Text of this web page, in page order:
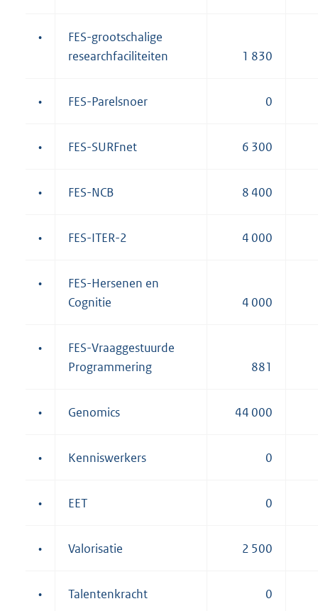
•
FES-grootschalige
researchfaciliteiten
1 830
• FES-Parelsnoer 0
• FES-SURFnet 6 300
• FES-NCB 8 400
• FES-ITER-2 4 000
•
FES-Hersenen en
Cognitie
4 000
•
FES-Vraaggestuurde
Programmering
881
• Genomics 44 000
• Kenniswerkers 0
• EET 0
• Valorisatie 2 500
• Talentenkracht 0